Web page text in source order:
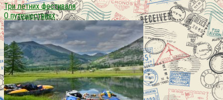
Три летних фестиваля
О путешествиях